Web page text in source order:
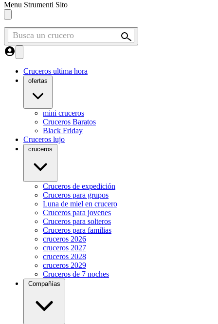
Menu Strumenti Sito
Busca un crucero
Cruceros ultima hora
ofertas
mini cruceros
Cruceros Baratos
Black Friday
Cruceros lujo
cruceros
Cruceros de expedición
Cruceros para grupos
Luna de miel en crucero
Cruceros para jovenes
Cruceros para solteros
Cruceros para familias
cruceros 2026
cruceros 2027
cruceros 2028
cruceros 2029
Cruceros de 7 noches
Compañías